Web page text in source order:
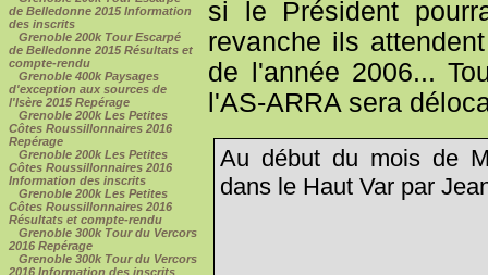
de Belledonne 2015 Information
des inscrits
Grenoble 200k Tour Escarpé
de Belledonne 2015 Résultats et
compte-rendu
Grenoble 400k Paysages
d'exception aux sources de
l'Isère 2015 Repérage
Grenoble 200k Les Petites
Côtes Roussillonnaires 2016
Repérage
Grenoble 200k Les Petites
Côtes Roussillonnaires 2016
Information des inscrits
Grenoble 200k Les Petites
Côtes Roussillonnaires 2016
Résultats et compte-rendu
Grenoble 300k Tour du Vercors
2016 Repérage
Grenoble 300k Tour du Vercors
2016 Information des inscrits
si le Président
revanche ils
de l'année 2006...
l'AS-ARRA sera
Au début du mois de
dans le Haut Var par